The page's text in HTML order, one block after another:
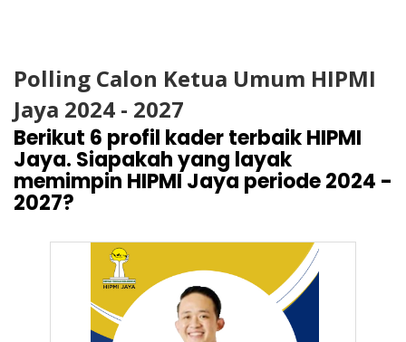
Polling Calon Ketua Umum HIPMI
Jaya 2024 - 2027
Berikut 6 profil kader terbaik HIPMI
Jaya. Siapakah yang layak
memimpin HIPMI Jaya periode 2024 -
2027?